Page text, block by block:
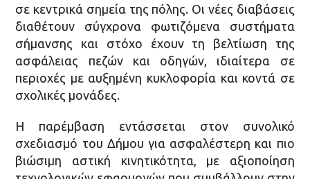
σε κεντρικά σημεία της πόλης. Οι νέες διαβάσεις
διαθέτουν σύγχρονα φωτιζόμενα συστήματα
σήμανσης και στόχο έχουν τη βελτίωση της
ασφάλειας πεζών και οδηγών, ιδιαίτερα σε
περιοχές με αυξημένη κυκλοφορία και κοντά σε
σχολικές μονάδες.
Η παρέμβαση εντάσσεται στον συνολικό
σχεδιασμό του Δήμου για ασφαλέστερη και πιο
βιώσιμη αστική κινητικότητα, με αξιοποίηση